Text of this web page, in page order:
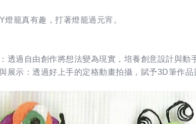
燈籠真有趣，打著燈籠過元宵。
透過自由創作將想法變為現實，培養創意設計與動
展示：透過好上手的定格動畫拍攝，賦予3D筆作品